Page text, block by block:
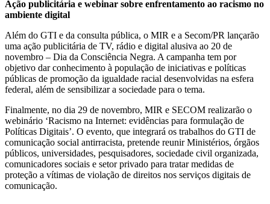
Ação publicitária e webinar sobre enfrentamento ao racismo no
ambiente digital
Além do GTI e da consulta pública, o MIR e a Secom/PR lançarão
uma ação publicitária de TV, rádio e digital alusiva ao 20 de
novembro – Dia da Consciência Negra. A campanha tem por
objetivo dar conhecimento à população de iniciativas e políticas
públicas de promoção da igualdade racial desenvolvidas na esfera
federal, além de sensibilizar a sociedade para o tema.
Finalmente, no dia 29 de novembro, MIR e SECOM realizarão o
webinário ‘Racismo na Internet: evidências para formulação de
Políticas Digitais’. O evento, que integrará os trabalhos do GTI de
comunicação social antirracista, pretende reunir Ministérios, órgãos
públicos, universidades, pesquisadores, sociedade civil organizada,
comunicadores sociais e setor privado para tratar medidas de
proteção a vítimas de violação de direitos nos serviços digitais de
comunicação.